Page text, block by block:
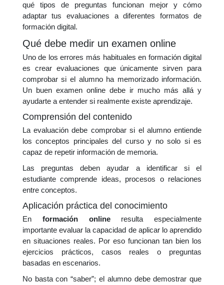
qué tipos de preguntas funcionan mejor y cómo
adaptar tus evaluaciones a diferentes formatos de
formación digital.
Qué debe medir un examen online
Uno de los errores más habituales en formación digital
es crear evaluaciones que únicamente sirven para
comprobar si el alumno ha memorizado información.
Un buen examen online debe ir mucho más allá y
ayudarte a entender si realmente existe aprendizaje.
Comprensión del contenido
La evaluación debe comprobar si el alumno entiende
los conceptos principales del curso y no solo si es
capaz de repetir información de memoria.
Las preguntas deben ayudar a identificar si el
estudiante comprende ideas, procesos o relaciones
entre conceptos.
Aplicación práctica del conocimiento
En formación onlineresulta especialmente
importante evaluar la capacidad de aplicar lo aprendido
en situaciones reales. Por eso funcionan tan bien los
ejercicios prácticos, casos reales o preguntas
basadas en escenarios.
No basta con “saber”; el alumno debe demostrar que